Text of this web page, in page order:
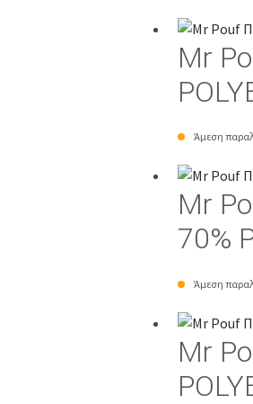
Mr
Άμεση
Mr
70%
Άμεση
Mr